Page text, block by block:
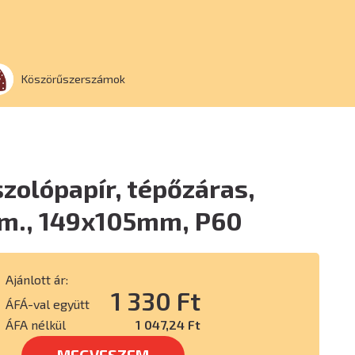
Köszörűszerszámok
tépőzáras,
149x105mm, P60
Ajánlott ár:
ÁFÁ-val együtt
1 330 Ft
ÁFA nélkül 1 047,24 Ft